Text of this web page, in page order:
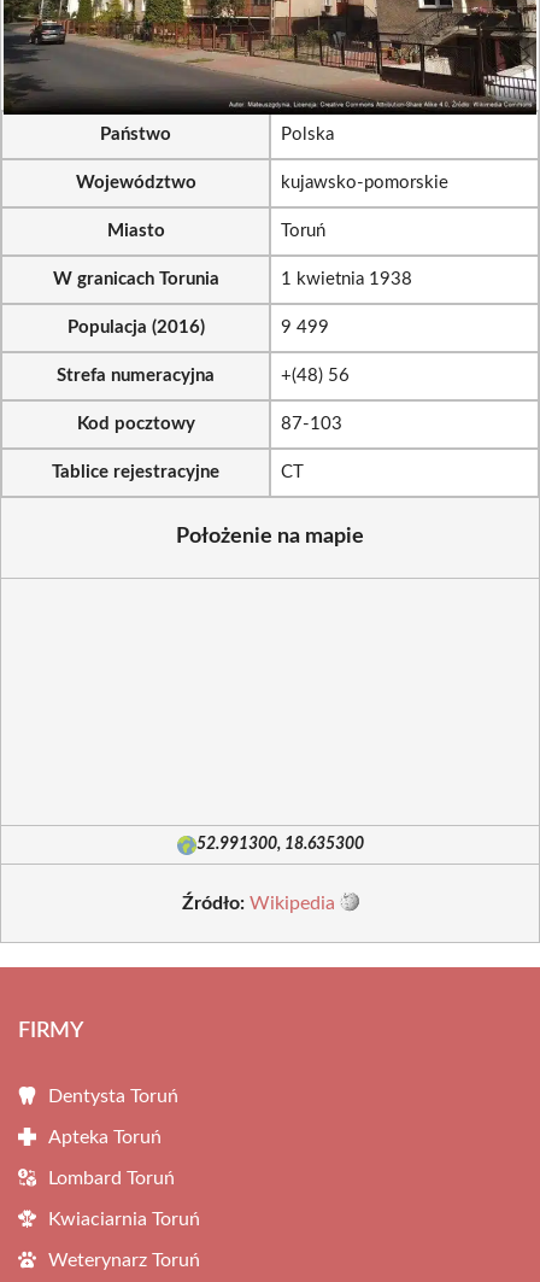
Państwo Polska
Województwo kujawsko-pomorskie
Miasto Toruń
W granicach Torunia 1 kwietnia 1938
Populacja (2016) 9 499
Strefa numeracyjna +(48) 56
Kod pocztowy 87-103
Tablice rejestracyjne CT
Położenie na mapie
52.991300, 18.635300
Źródło: Wikipedia
FIRMY
Dentysta Toruń
Apteka Toruń
Lombard Toruń
Kwiaciarnia Toruń
Weterynarz Toruń